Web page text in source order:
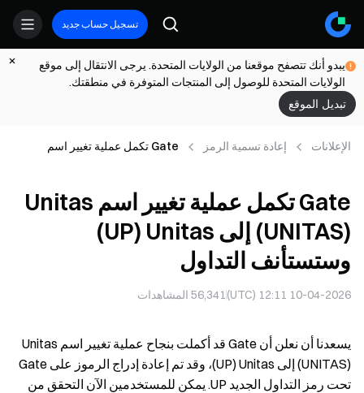
تسجيل حساب جديد
يبدو أنك تتصفح موقعنا من الولايات المتحدة. يرجى الانتقال إلى موقع
الولايات المتحدة للوصول إلى المنتجات المتوفرة في منطقتك.
تبديل الموقع
الإعلانات إعادة تسمية الرمز
Gate تكمل عملية تغيير اسم
Gate تكمل عملية تغيير اسم Unitas
‏(UNITAS) إلى Unitas ‏(UP)
وستستأنف التداول
10-04-2026 12:11 (UTC)
56,341 المشاهدات
يسعدنا أن نعلن أن Gate قد أكملت بنجاح عملية تغيير اسم Unitas
‏(UNITAS) إلى Unitas ‏(UP)، وقد تم إعادة إدراج الرموز على Gate
تحت رمز التداول الجديد UP. يمكن للمستخدمين الآن التحقق من